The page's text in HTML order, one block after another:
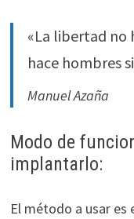
«La libertad no
hace hombres
Manuel Azaña
Modo de
implantarlo:
El método a usar es